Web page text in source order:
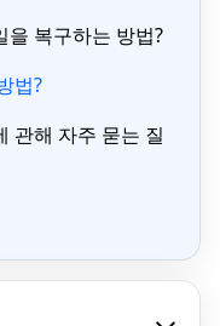
을 복구하는 방법?
법?
관해 자주 묻는 질